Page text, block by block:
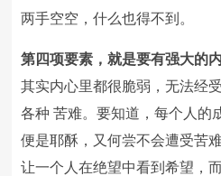
两手空空，什么也得不到。
第四项要素，就是要有强大的
其实内心里都很脆弱，无法经
各种 苦难。要知道，每个人的
便是耶酥，又何尝不会遭受苦
让一个人在绝望中看到希望，